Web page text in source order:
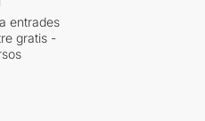
entrades
gratis -